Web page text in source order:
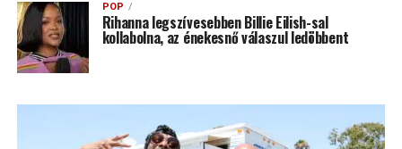
POP
Rihanna legszívesebben Billie Eilish-sal
kollabolna, az énekesnő válaszul ledöbbent